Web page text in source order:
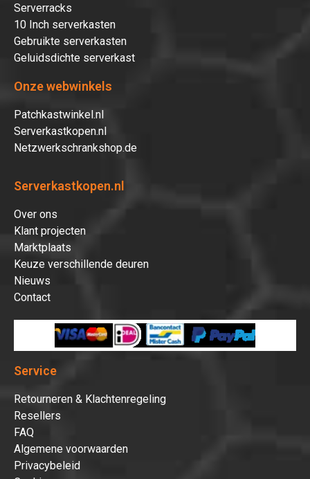
Serverracks
10 Inch serverkasten
Gebruikte serverkasten
Geluidsdichte serverkast
Onze webwinkels
Patchkastwinkel.nl
Serverkastkopen.nl
Netzwerkschrankshop.de
Serverkastkopen.nl
Over ons
Klant projecten
Marktplaats
Keuze verschillende deuren
Nieuws
Contact
Service
Retourneren & Klachtenregeling
Resellers
FAQ
Algemene voorwaarden
Privacybeleid